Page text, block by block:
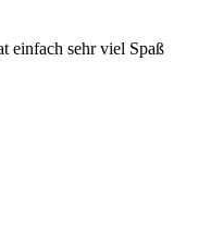
einfach sehr viel Spaß